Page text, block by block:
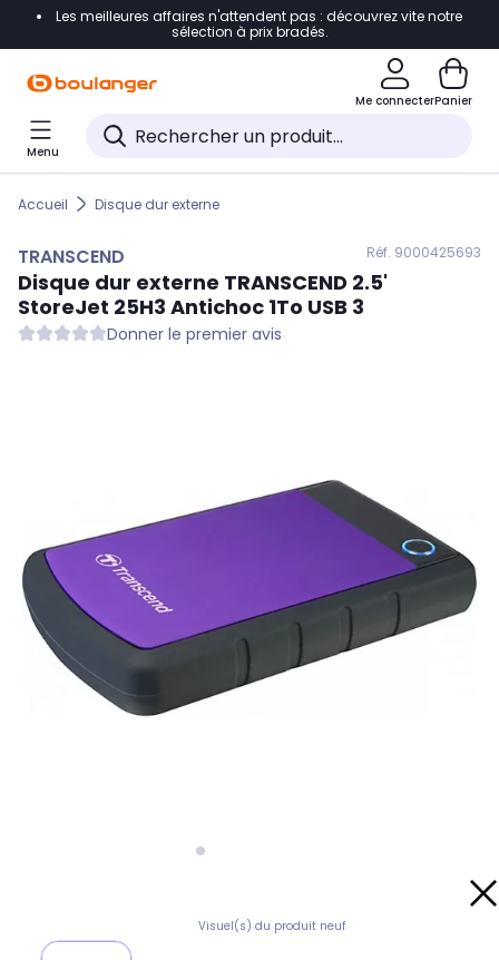
Accéder directement à la navigation
Accéder directement au pied de page
Accéder directement au chatbot
Les meilleures affaires n'attendent pas : découvrez vite notre
sélection à prix bradés.
Me connecterPanier
Menu
Accueil Disque dur externe
TRANSCEND Réf. 9000425693
Disque dur externe TRANSCEND 2.5'
StoreJet 25H3 Antichoc 1To USB 3
Donner le premier avis
Visuel(s) du produit neuf